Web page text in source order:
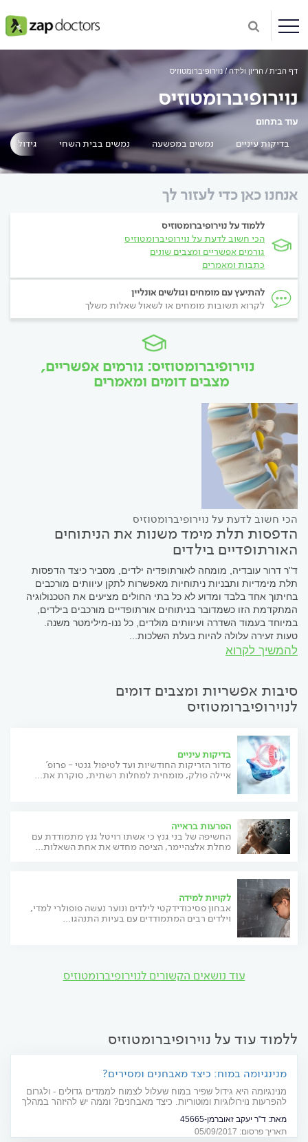
דף הבית הריון ולידה נוירופיברומטוזיס
נוירופיברומטוזיס
עוד בתחום
בדיקות עיניים
נמשים במפשעה נמשים בבית השחי גידול
אנחנו כאן כדי לעזור לך
ללמוד על נוירופיברומטוזיס
הכי חשוב לדעת על נוירופיברומטוזיס
גורמים אפשריים ומצבים שונים
כתבות ומאמרים
להתיעץ עם מומחים וגולשים אונליין
לקרוא תשובות מומחים או לשאול שאלות משלך
נוירופיברומטוזיס: גורמים אפשריים,
מצבים דומים ומאמרים
הכי חשוב לדעת על נוירופיברומטוזיס
הדפסות תלת מימד משנות את הניתוחים
האורתופדיים בילדים
ד"ר דרור עובדיה, מומחה לאורתופדיה ילדים, מסביר כיצד הדפסות
תלת מימדיות ותבניות ניתוחיות מאפשרות לתקן עיוותים מורכבים
בחיתוך אחד בלבד ומדוע לא כל בתי החולים מציעים את הטכנולוגיה
המתקדמת הזו כשמדובר בניתוחים אורתופדיים מורכבים בילדים,
במיוחד בעמוד השדרה ועיוותים מולדים, כל ננו-מילימטר משנה.
טעות זעירה עלולה להיות בעלת השלכות...
להמשיך לקרוא
סיבות אפשריות ומצבים דומים
לנוירופיברומטוזיס
בדיקות עיניים
מדור הזריקות החודשיות ועד לטיפול גנטי - פרופ'
איילה פולק, מומחית למחלות רשתית, סוקרת את...
הפרעות בראייה
החשיפה של בני גנץ כי אשתו רויטל גנץ מתמודדת עם
מחלת אלצהיימר, הציפה מחדש את אחת השאלות...
לקויות למידה
אבחון פסיכודידקטי לילדים ונוער נעשה פופולרי למדי,
וילדים רבים המתמודדים עם בעיות התנהגו...
עוד נושאים הקשורים לנוירופיברומטוזיס
ללמוד עוד על נוירופיברומטוזיס
מנינגיומה במוח: כיצד מאבחנים ומסירים?
מנינגיומה היא גידול שפיר במוח שעלול לצמוח לממדים גדולים - ולגרום
להפרעות נוירולוגיות ומוטוריות. כיצד מאבחנים? וממה יש להיזהר במהלך
מאת: ד"ר יעקב זאוברמן-45665
תאריך פרסום: 05/09/2017